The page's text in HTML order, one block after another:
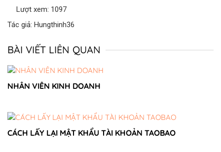
Lượt xem: 1097
Tác giả: Hungthinh36
BÀI VIẾT LIÊN QUAN
NHÂN VIÊN KINH DOANH
CÁCH LẤY LẠI MẬT KHẨU TÀI KHOẢN TAOBAO